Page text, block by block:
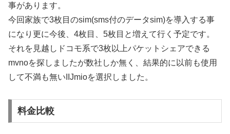
事があります。
今回家族で3枚目のsim(sms付のデータsim)を導入する事
になり更に今後、4枚目、5枚目と増えて行く予定です。
それを見越しドコモ系で3枚以上パケットシェアできる
mvnoを探しましたが数社しか無く、結果的に以前も使用
して不満も無いIIJmioを選択しました。
料金比較